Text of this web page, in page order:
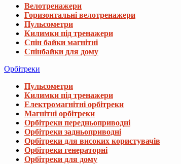
Велотренажери
Горизонтальні велотренажери
Пульсометри
Килимки під тренажери
Спін байки магнітні
Спінбайки для дому
Орбітреки
Пульсометри
Килимки під тренажери
Електромагнітні орбітреки
Магнітні орбітреки
Орбітреки передньоприводні
Орбітреки задньоприводні
Орбітреки для високих користувачів
Орбітреки генераторні
Орбітреки для дому